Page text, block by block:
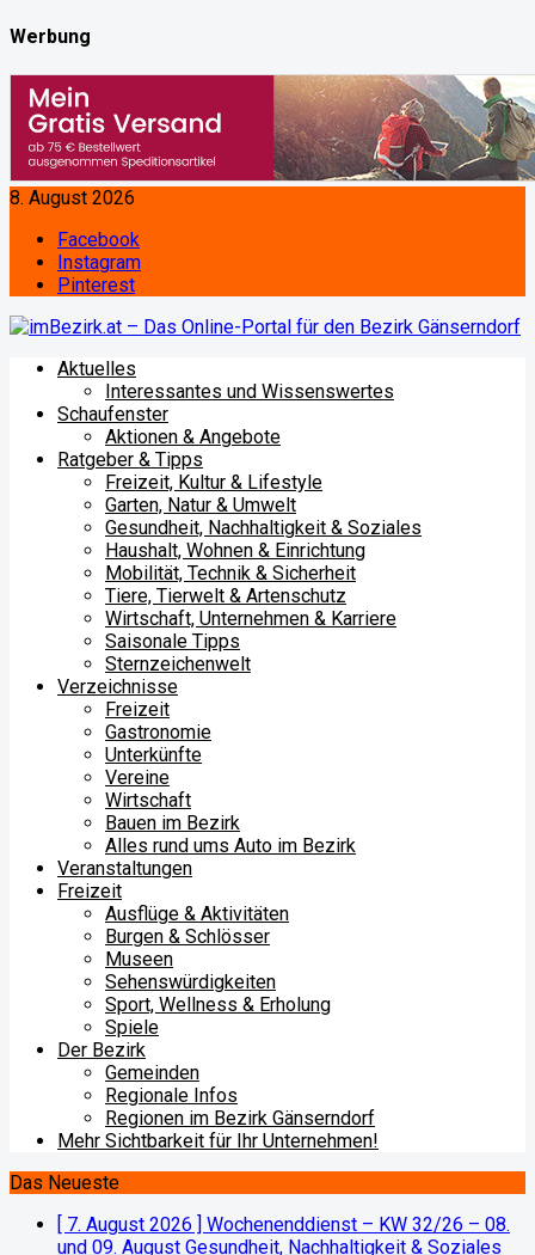
Werbung
8. August 2026
Facebook
Instagram
Pinterest
Aktuelles
Interessantes und Wissenswertes
Schaufenster
Aktionen & Angebote
Ratgeber & Tipps
Freizeit, Kultur & Lifestyle
Garten, Natur & Umwelt
Gesundheit, Nachhaltigkeit & Soziales
Haushalt, Wohnen & Einrichtung
Mobilität, Technik & Sicherheit
Tiere, Tierwelt & Artenschutz
Wirtschaft, Unternehmen & Karriere
Saisonale Tipps
Sternzeichenwelt
Verzeichnisse
Freizeit
Gastronomie
Unterkünfte
Vereine
Wirtschaft
Bauen im Bezirk
Alles rund ums Auto im Bezirk
Veranstaltungen
Freizeit
Ausflüge & Aktivitäten
Burgen & Schlösser
Museen
Sehenswürdigkeiten
Sport, Wellness & Erholung
Spiele
Der Bezirk
Gemeinden
Regionale Infos
Regionen im Bezirk Gänserndorf
Mehr Sichtbarkeit für Ihr Unternehmen!
Das Neueste
[ 7. August 2026 ] Wochenenddienst – KW 32/26 – 08.
und 09. August Gesundheit, Nachhaltigkeit & Soziales